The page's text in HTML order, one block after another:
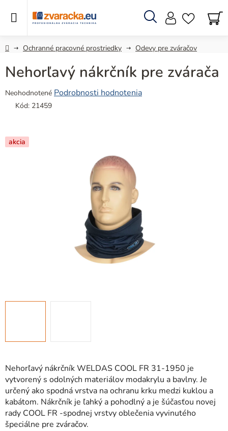
Hľadať
DomovOchranné pracovné prostriedky Odevy pre zváračov
Nehorľavý nákrčník WELDAS COOL FR 31-1950 je
vytvorený s odolných materiálov modakrylu a bavlny. Je
určený ako spodná vrstva na ochranu krku medzi kuklou a
kabátom. Nákrčník je ľahký a pohodlný a je šúčasťou novej
rady COOL FR -spodnej vrstvy oblečenia vyvinutého
špeciálne pre zváračov.
Nehorľavý nákrčník pre zvárača
Priemerné
hodnotenie
0,0
z
Neohodnotené Podrobnosti hodnotenia
Kód: 21459
akcia